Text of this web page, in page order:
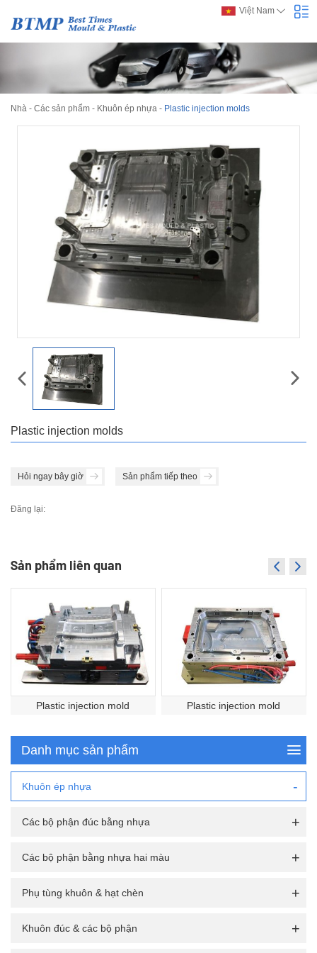
Việt Nam
Nhà - Các sản phẩm - Khuôn ép nhựa - Plastic injection molds
Plastic injection molds
Hỏi ngay bây giờ Sản phẩm tiếp theo
Đăng lại:
Sản phẩm liên quan
Plastic injection mold Plastic injection mold
Danh mục sản phẩm
Khuôn ép nhựa
Các bộ phận đúc bằng nhựa
Các bộ phận bằng nhựa hai màu
Phụ tùng khuôn & hạt chèn
Khuôn đúc & các bộ phận